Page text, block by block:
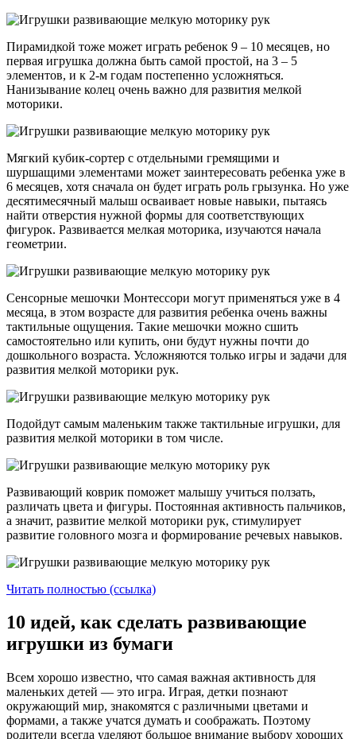
Пирамидкой тоже может играть ребенок 9 – 10 месяцев, но
первая игрушка должна быть самой простой, на 3 – 5
элементов, и к 2-м годам постепенно усложняться.
Нанизывание колец очень важно для развития мелкой
моторики.
Мягкий кубик-сортер с отдельными гремящими и
шуршащими элементами может заинтересовать ребенка уже в
6 месяцев, хотя сначала он будет играть роль грызунка. Но уже
десятимесячный малыш осваивает новые навыки, пытаясь
найти отверстия нужной формы для соответствующих
фигурок. Развивается мелкая моторика, изучаются начала
геометрии.
Сенсорные мешочки Монтессори могут применяться уже в 4
месяца, в этом возрасте для развития ребенка очень важны
тактильные ощущения. Такие мешочки можно сшить
самостоятельно или купить, они будут нужны почти до
дошкольного возраста. Усложняются только игры и задачи для
развития мелкой моторики рук.
Подойдут самым маленьким также тактильные игрушки, для
развития мелкой моторики в том числе.
Развивающий коврик поможет малышу учиться ползать,
различать цвета и фигуры. Постоянная активность пальчиков,
а значит, развитие мелкой моторики рук, стимулирует
развитие головного мозга и формирование речевых навыков.
Читать полностью (ссылка)
10 идей, как сделать развивающие
игрушки из бумаги
Всем хорошо известно, что самая важная активность для
маленьких детей — это игра. Играя, детки познают
окружающий мир, знакомятся с различными цветами и
формами, а также учатся думать и соображать. Поэтому
родители всегда уделяют большое внимание выбору хороших